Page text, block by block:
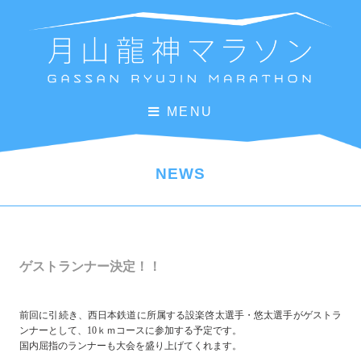
MENU
NEWS
ゲストランナー決定！！
前回に引続き、西日本鉄道に所属する設楽啓太選手・悠太選手がゲストラ
ンナーとして、10ｋｍコースに参加する予定です。
国内屈指のランナーも大会を盛り上げてくれます。